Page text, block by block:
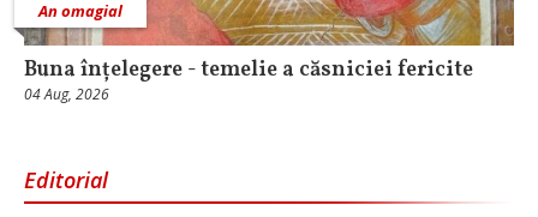
An omagial
Buna înțelegere - temelie a căsniciei fericite
04 Aug, 2026
Editorial